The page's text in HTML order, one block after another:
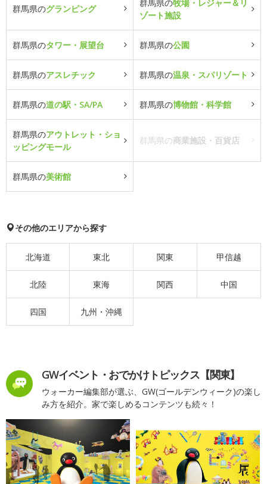
群馬県のグランピング
群馬県の牧場・レジャー＆リ
ゾート施設
群馬県のタワー・展望台 群馬県の公園
群馬県のアスレチック 群馬県の温泉・スパリゾート
群馬県の道の駅・SA/PA 群馬県の博物館・科学館
群馬県のアウトレット・ショ
ッピングモール
群馬県の商業施設・百貨店
群馬県の美術館
その他のエリアから探す
北海道 東北 関東 甲信越
北陸 東海 関西 中国
四国 九州・沖縄
GWイベント・おでかけトピックス【関東】
ウォーカー編集部が選ぶ、GW(ゴールデンウィーク)の楽し
み方を紹介。家で楽しめるコンテンツも続々！